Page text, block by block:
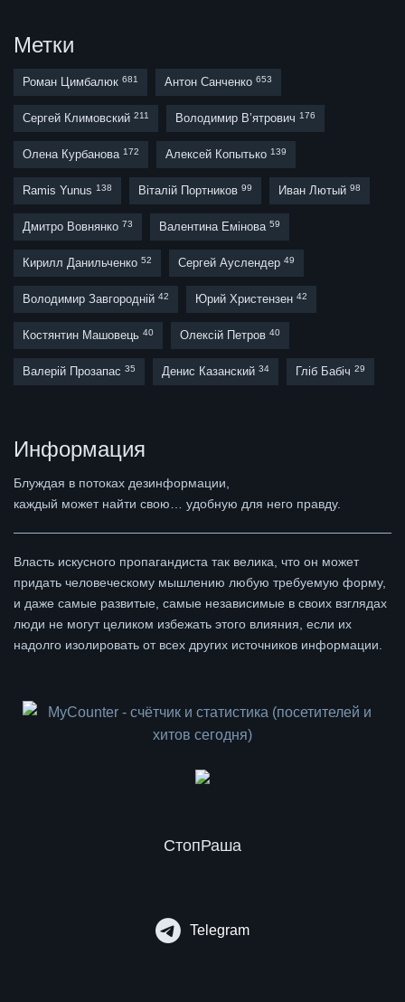
Метки
Роман Цимбалюк 681 Антон Санченко 653
Сергей Климовский 211 Володимир В’ятрович 176
Олена Курбанова 172 Алексей Копытько 139
Ramis Yunus 138 Віталій Портников 99 Иван Лютый 98
Дмитро Вовнянко 73 Валентина Емінова 59
Кирилл Данильченко 52 Сергей Ауслендер 49
Володимир Завгородній 42 Юрий Христензен 42
Костянтин Машовець 40 Олексій Петров 40
Валерій Прозапас 35 Денис Казанский 34 Гліб Бабіч 29
Информация
Блуждая в потоках дезинформации,
каждый может найти свою… удобную для него правду.
Власть искусного пропагандиста так велика, что он может
придать человеческому мышлению любую требуемую форму,
и даже самые развитые, самые независимые в своих взглядах
люди не могут целиком избежать этого влияния, если их
надолго изолировать от всех других источников информации.
СтопРаша
Telegram